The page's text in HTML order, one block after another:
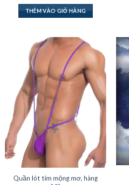
THÊM VÀO GIỎ HÀNG
Quần lót tím mộng mơ, hàng